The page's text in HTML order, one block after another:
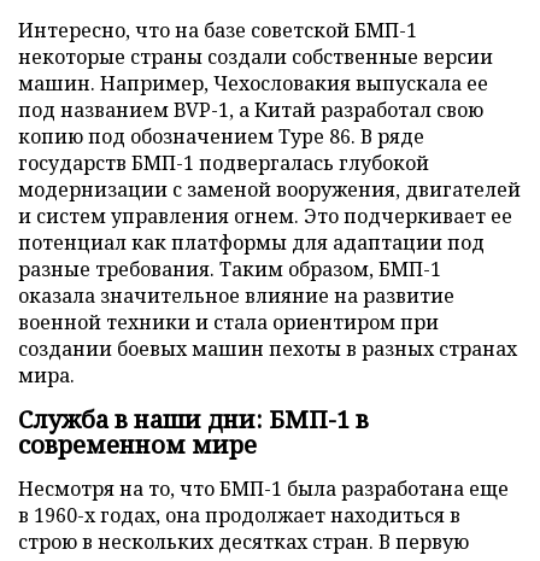
Интересно, что на базе советской БМП-1
некоторые страны создали собственные версии
машин. Например, Чехословакия выпускала ее
под названием BVP-1, а Китай разработал свою
копию под обозначением Type 86. В ряде
государств БМП-1 подвергалась глубокой
модернизации с заменой вооружения, двигателей
и систем управления огнем. Это подчеркивает ее
потенциал как платформы для адаптации под
разные требования. Таким образом, БМП-1
оказала значительное влияние на развитие
военной техники и стала ориентиром при
создании боевых машин пехоты в разных странах
мира.
Служба в наши дни: БМП-1 в
современном мире
Несмотря на то, что БМП-1 была разработана еще
в 1960-х годах, она продолжает находиться в
строю в нескольких десятках стран. В первую